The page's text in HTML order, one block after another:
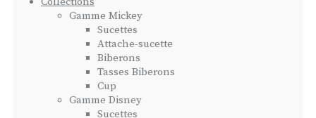
Gamme Mickey
Sucettes
Attache-sucette
Biberons
Tasses Biberons
Cup
Gamme Disney
Sucettes